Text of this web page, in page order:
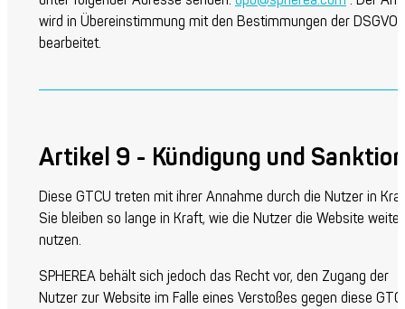
wird in Übereinstimmung mit den Bestimmungen der DSGVO
bearbeitet.
Artikel 9 - Kündigung und Sanktion
Diese GTCU treten mit ihrer Annahme durch die Nutzer in
Sie bleiben so lange in Kraft, wie die Nutzer die Website
nutzen.
SPHEREA behält sich jedoch das Recht vor, den Zugang der
Nutzer zur Website im Falle eines Verstoßes gegen diese